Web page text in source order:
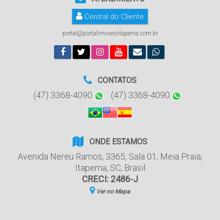
Central do Cliente
portal@portalimoveisitapema.com.br
CONTATOS
(47) 3368-4090 (47) 3368-4090
ONDE ESTAMOS
Avenida Nereu Ramos, 3365, Sala 01 , Meia Praia,
Itapema, SC, Brasil
CRECI: 2486-J
Ver no Mapa